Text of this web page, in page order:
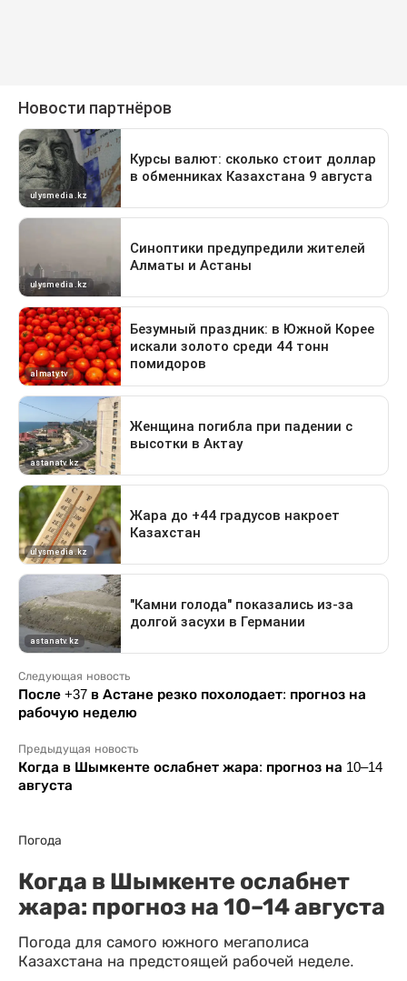
Следующая новость
После +37 в Астане резко похолодает: прогноз на
рабочую неделю
Предыдущая новость
Когда в Шымкенте ослабнет жара: прогноз на 10–14
августа
Погода
Когда в Шымкенте ослабнет
жара: прогноз на 10–14 августа
Погода для самого южного мегаполиса
Казахстана на предстоящей рабочей неделе.